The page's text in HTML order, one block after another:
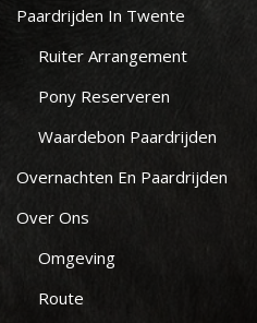
Paardrijden In Twente
Ruiter Arrangement
Pony Reserveren
Waardebon Paardrijden
Overnachten En Paardrijden
Over Ons
Omgeving
Route